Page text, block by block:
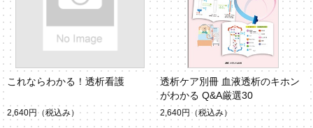
これならわかる！透析看護
2,640円 （税込み）
透析ケア別冊 血液透析のキホン
がわかる Q&A厳選30
2,640円 （税込み）